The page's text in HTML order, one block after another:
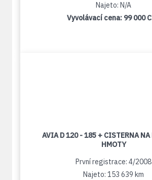
Najeto: N/A
Vyvolávací cena: 99 000
AVIA D 120 - 185 + CISTERNA NA
HMOTY
První registrace: 4/2008
Najeto: 153 639 km